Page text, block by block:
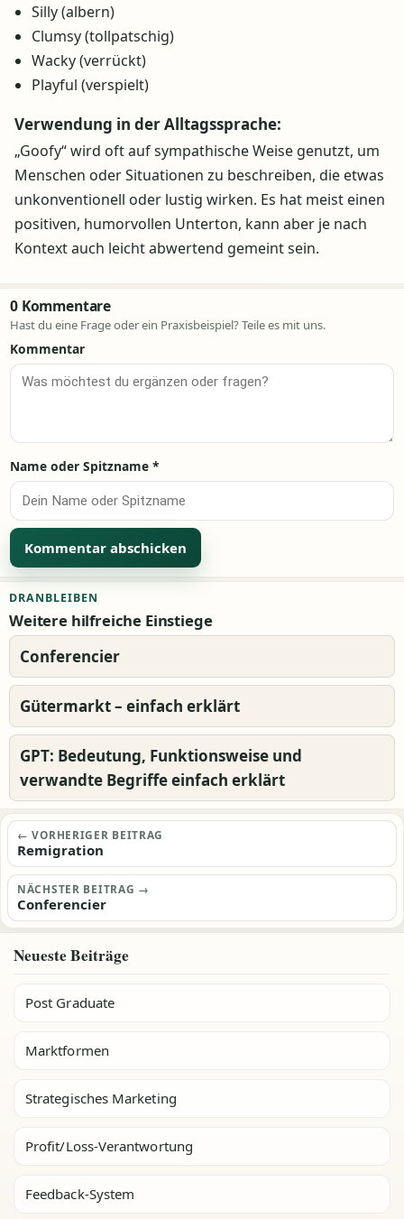
Silly (albern)
Clumsy (tollpatschig)
Wacky (verrückt)
Playful (verspielt)
Verwendung in der Alltagssprache:
„Goofy“ wird oft auf sympathische Weise genutzt, um
Menschen oder Situationen zu beschreiben, die etwas
unkonventionell oder lustig wirken. Es hat meist einen
positiven, humorvollen Unterton, kann aber je nach
Kontext auch leicht abwertend gemeint sein.
0 Kommentare
Hast du eine Frage oder ein Praxisbeispiel? Teile es mit uns.
Kommentar
Name oder Spitzname *
DRANBLEIBEN
Weitere hilfreiche Einstiege
Conferencier
Gütermarkt – einfach erklärt
GPT: Bedeutung, Funktionsweise und
verwandte Begriffe einfach erklärt
Beitragsnavigation
← VORHERIGER BEITRAG
Remigration
NÄCHSTER BEITRAG →
Conferencier
Neueste Beiträge
Post Graduate
Marktformen
Strategisches Marketing
Profit/Loss-Verantwortung
Feedback-System